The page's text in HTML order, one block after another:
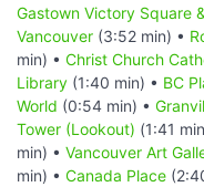
Gastown Victory Square
Vancouver (3:52 min) •
min) • Christ Church
Library (1:40 min) • BC
World (0:54 min) •
Tower (Lookout) (1:41
min) • Vancouver Art
min) • Canada Place